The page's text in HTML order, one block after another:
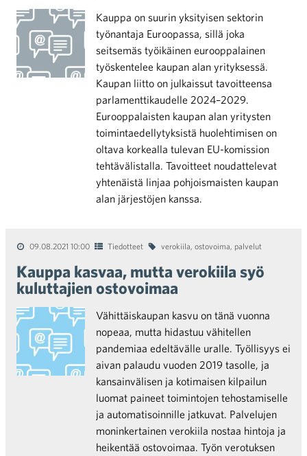
Kauppa on suurin yksityisen sektorin
työnantaja Euroopassa, sillä joka
seitsemäs työikäinen eurooppalainen
työskentelee kaupan alan yrityksessä.
Kaupan liitto on julkaissut tavoitteensa
parlamenttikaudelle 2024–2029.
Eurooppalaisten kaupan alan yritysten
toimintaedellytyksistä huolehtimisen on
oltava korkealla tulevan EU-komission
tehtävälistalla. Tavoitteet noudattelevat
yhtenäistä linjaa pohjoismaisten kaupan
alan järjestöjen kanssa.
09.08.2021 10:00 Tiedotteet verokiila, ostovoima, palvelut
Kauppa kasvaa, mutta verokiila syö
kuluttajien ostovoimaa
Vähittäiskaupan kasvu on tänä vuonna
nopeaa, mutta hidastuu vähitellen
pandemiaa edeltävälle uralle. Työllisyys ei
aivan palaudu vuoden 2019 tasolle, ja
kansainvälisen ja kotimaisen kilpailun
luomat paineet toimintojen tehostamiselle
ja automatisoinnille jatkuvat. Palvelujen
moninkertainen verokiila nostaa hintoja ja
heikentää ostovoimaa. Työn verotuksen